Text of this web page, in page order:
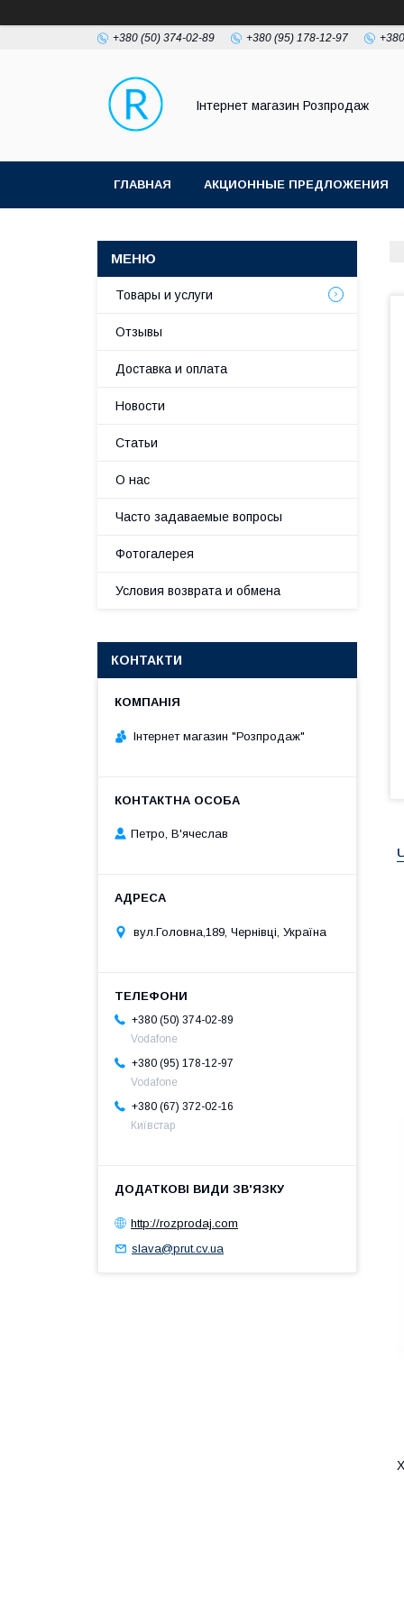
+380 (50) 374-02-89 +380 (95) 178-12-97
Інтернет магазин Розпродаж
ГЛАВНАЯ АКЦИОННЫЕ ПРЕДЛОЖЕНИЯ
Товары и услуги
Отзывы
Доставка и оплата
Новости
Статьи
О нас
Часто задаваемые вопросы
Фотогалерея
Условия возврата и обмена
КОНТАКТИ
Інтернет магазин "Розпродаж"
Петро, В'ячеслав
вул.Головна,189, Чернівці, Україна
+380 (50) 374-02-89
Vodafone
+380 (95) 178-12-97
Vodafone
+380 (67) 372-02-16
Київстар
http://rozprodaj.com
slava@prut.cv.ua